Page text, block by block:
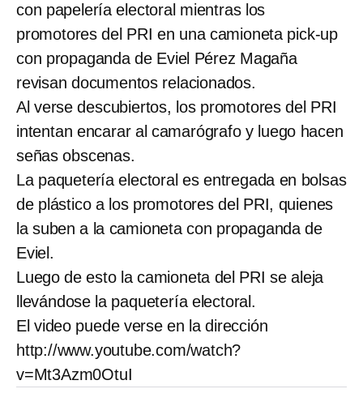
con papelería electoral mientras los
promotores del PRI en una camioneta pick-up
con propaganda de Eviel Pérez Magaña
revisan documentos relacionados.
Al verse descubiertos, los promotores del PRI
intentan encarar al camarógrafo y luego hacen
señas obscenas.
La paquetería electoral es entregada en bolsas
de plástico a los promotores del PRI, quienes
la suben a la camioneta con propaganda de
Eviel.
Luego de esto la camioneta del PRI se aleja
llevándose la paquetería electoral.
El video puede verse en la dirección
http://www.youtube.com/watch?
v=Mt3Azm0OtuI